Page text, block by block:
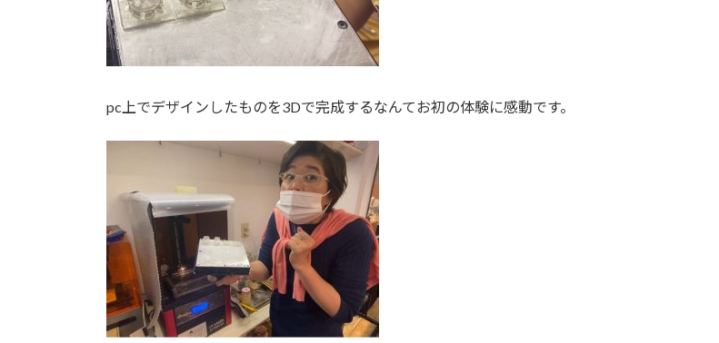
pc上でデザインしたものを3Dで完成するなんてお初の体験に感動です。